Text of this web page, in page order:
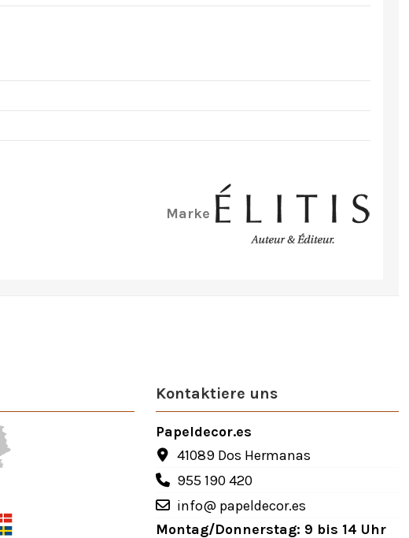
Marke
Kontaktiere uns
Papeldecor.es
41089 Dos Hermanas
955 190 420
info@ papeldecor.es
Montag/Donnerstag: 9 bis 14 Uhr